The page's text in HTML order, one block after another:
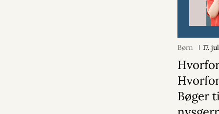
Børn 17.
Bøger